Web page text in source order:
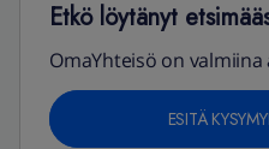
Etkö löytänyt
OmaYhteisö on
ESITÄ